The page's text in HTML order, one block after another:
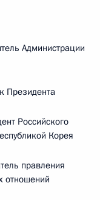
Администрации
Президента
Российского
Корея
правления
отношений